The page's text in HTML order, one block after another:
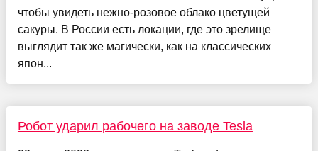
чтобы увидеть нежно-розовое облако цветущей
сакуры. В России есть локации, где это зрелище
выглядит так же магически, как на классических
япон...
Робот ударил рабочего на заводе Tesla